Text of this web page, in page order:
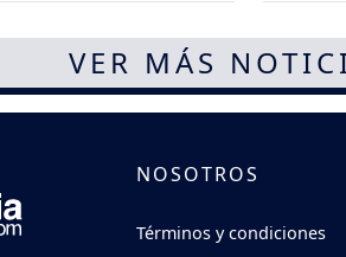
VER MÁS
NOSOTROS
Términos y condiciones